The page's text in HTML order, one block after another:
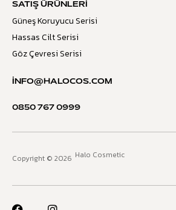
SATIŞ ÜRÜNLERI
Güneş Koruyucu Serisi
Hassas Cilt Serisi
Göz Çevresi Serisi
INFO@HALOCOS.COM
0850 767 0999
Copyright © 2026 Halo Cosmetic